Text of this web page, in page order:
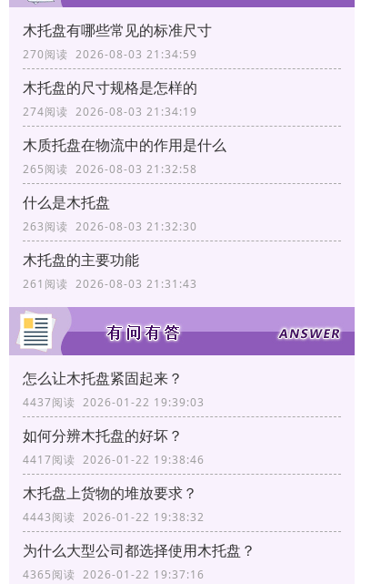
木托盘有哪些常见的标准尺寸
270阅读 2026-08-03 21:34:59
木托盘的尺寸规格是怎样的
274阅读 2026-08-03 21:34:19
木质托盘在物流中的作用是什么
265阅读 2026-08-03 21:32:58
什么是木托盘
263阅读 2026-08-03 21:32:30
木托盘的主要功能
261阅读 2026-08-03 21:31:43
怎么让木托盘紧固起来？
4437阅读 2026-01-22 19:39:03
如何分辨木托盘的好坏？
4417阅读 2026-01-22 19:38:46
木托盘上货物的堆放要求？
4443阅读 2026-01-22 19:38:32
为什么大型公司都选择使用木托盘？
4365阅读 2026-01-22 19:37:16